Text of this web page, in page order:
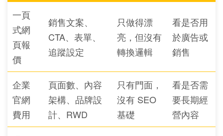
一頁
式網
頁報
價
銷售文案、
CTA、表單、
追蹤設定
只做得漂
亮，但沒有
轉換邏輯
看是否用
於廣告或
銷售
企業
官網
費用
頁面數、內容
架構、品牌設
計、RWD
只有門面，
沒有 SEO
基礎
看是否需
要長期經
營內容